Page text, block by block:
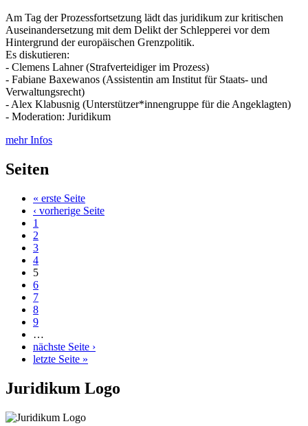
Am Tag der Prozessfortsetzung lädt das juridikum zur kritischen
Auseinandersetzung mit dem Delikt der Schlepperei vor dem
Hintergrund der europäischen Grenzpolitik.
Es diskutieren:
- Clemens Lahner (Strafverteidiger im Prozess)
- Fabiane Baxewanos (Assistentin am Institut für Staats- und
Verwaltungsrecht)
- Alex Klabusnig (Unterstützer*innengruppe für die Angeklagten)
- Moderation: Juridikum
mehr Infos
Seiten
« erste Seite
‹ vorherige Seite
1
2
3
4
5
6
7
8
9
…
nächste Seite ›
letzte Seite »
Juridikum Logo